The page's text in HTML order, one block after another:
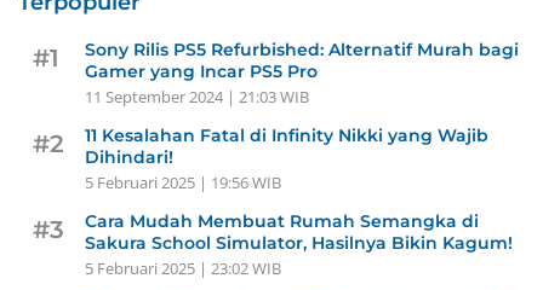
#1
Sony Rilis PS5 Refurbished: Alternatif Murah bagi
Gamer yang Incar PS5 Pro
11 September 2024 | 21:03 WIB
#2
11 Kesalahan Fatal di Infinity Nikki yang Wajib
Dihindari!
5 Februari 2025 | 19:56 WIB
#3
Cara Mudah Membuat Rumah Semangka di
Sakura School Simulator, Hasilnya Bikin Kagum!
5 Februari 2025 | 23:02 WIB